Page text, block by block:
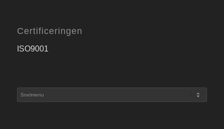
Certificeringen
ISO9001